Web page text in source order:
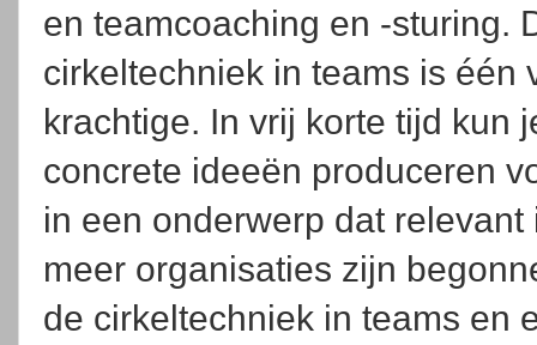
en teamcoaching en -sturing.
cirkeltechniek in teams is één
krachtige. In vrij korte tijd kun
concrete ideeën produceren
in een onderwerp dat
meer organisaties zijn
de cirkeltechniek in teams en